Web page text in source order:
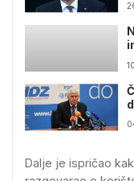
Dalje je ispričao